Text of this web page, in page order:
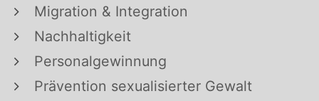
Migration & Integration
Nachhaltigkeit
Personalgewinnung
Prävention sexualisierter Gewalt